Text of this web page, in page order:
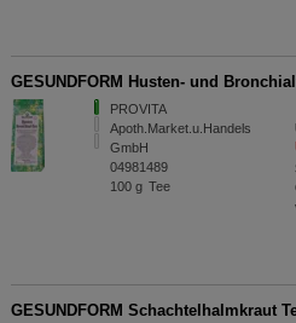
GESUNDFORM Husten- und
PROVITA
Apoth.Market.u.Handels
GmbH
04981489
100 g Tee
GESUNDFORM Schachtelhalmkraut